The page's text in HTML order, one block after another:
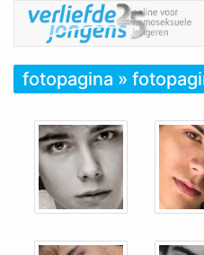
fotopagina »